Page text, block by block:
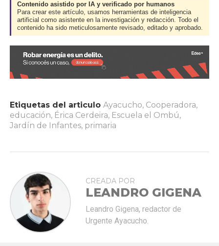
Contenido asistido por IA y verificado por humanos
Para crear este artículo, usamos herramientas de inteligencia
artificial como asistente en la investigación y redacción. Todo el
contenido ha sido meticulosamente revisado, editado y aprobado.
Etiquetas del articulo Ayacucho, Cooperadora,
educación, Érica Cerdeira, Escuela el Ombú,
Jardín de Infantes, primaria
CREADA POR
LEANDRO GIGENA
Leandro Gigena, redactor de
Urgente Ayacucho.